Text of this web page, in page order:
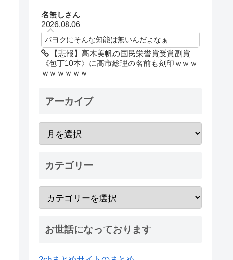
名無しさん
2026.08.06
パヨクにそんな知能は無いんだよなぁ
【悲報】高木美帆の国民栄誉賞受賞副賞
《包丁10本》に高市総理の名前も刻印ｗｗｗ
ｗｗｗｗｗｗ
アーカイブ
カテゴリー
お世話になっております